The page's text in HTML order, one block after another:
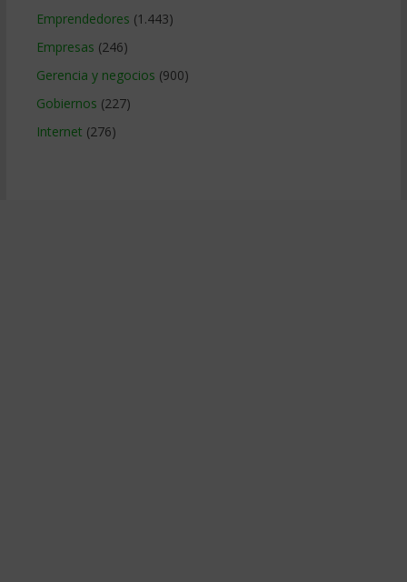
Emprendedores (1.443)
Empresas (246)
Gerencia y negocios (900)
Gobiernos (227)
Internet (276)